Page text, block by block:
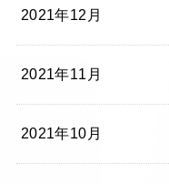
2021年12月
2021年11月
2021年10月